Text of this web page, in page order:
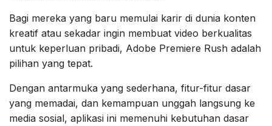
Bagi mereka yang baru memulai karir di dunia konten
kreatif atau sekadar ingin membuat video berkualitas
untuk keperluan pribadi, Adobe Premiere Rush adalah
pilihan yang tepat.
Dengan antarmuka yang sederhana, fitur-fitur dasar
yang memadai, dan kemampuan unggah langsung ke
media sosial, aplikasi ini memenuhi kebutuhan dasar